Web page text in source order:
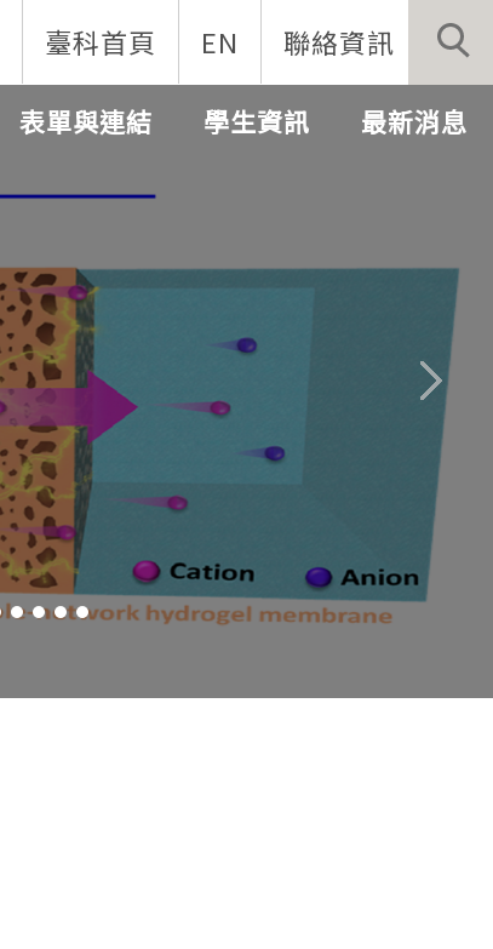
臺科首頁 EN 聯絡資訊
表單與連結 學生資訊 最新消息